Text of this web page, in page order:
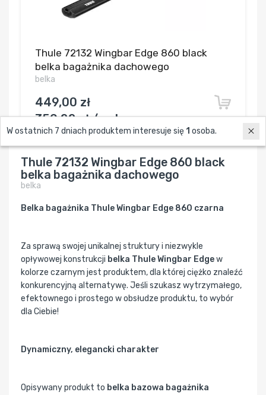
Thule 72132 Wingbar Edge 860 black
belka bagażnika dachowego
belka
449,00 zł
350,22 zł / szt.
Thule 72132 Wingbar Edge 860 black
belka bagażnika dachowego
belka
Belka bagażnika Thule Wingbar Edge 860 czarna
Za sprawą swojej unikalnej struktury i niezwykle
opływowej konstrukcji belka Thule Wingbar Edgew
kolorze czarnym jest produktem, dla której ciężko znaleźć
konkurencyjną alternatywę. Jeśli szukasz wytrzymałego,
efektownego i prostego w obsłudze produktu, to wybór
dla Ciebie!
Dynamiczny, elegancki charakter
Opisywany produkt to belka bazowa bagażnika
W ostatnich 7 dniach produktem interesuje się 1 osoba.